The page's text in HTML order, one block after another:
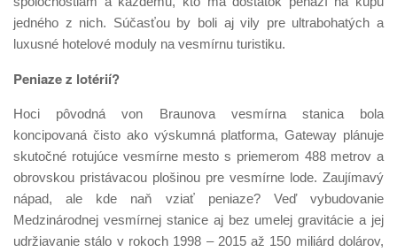
jedného z nich. Súčasťou by boli aj vily pre ultrabohatých a
luxusné hotelové moduly na vesmírnu turistiku.
Peniaze z lotérií?
Hoci pôvodná von Braunova vesmírna stanica bola
koncipovaná čisto ako výskumná platforma, Gateway plánuje
skutočné rotujúce vesmírne mesto s priemerom 488 metrov a
obrovskou pristávacou plošinou pre vesmírne lode. Zaujímavý
nápad, ale kde naň vziať peniaze? Veď vybudovanie
Medzinárodnej vesmírnej stanice aj bez umelej gravitácie a jej
udržiavanie stálo v rokoch 1998 – 2015 až 150 miliárd dolárov,